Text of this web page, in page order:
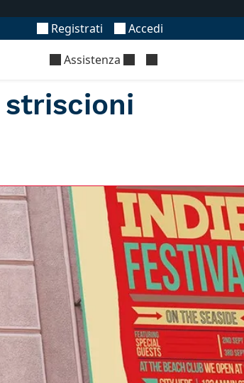
Registrati
Accedi
Assistenza